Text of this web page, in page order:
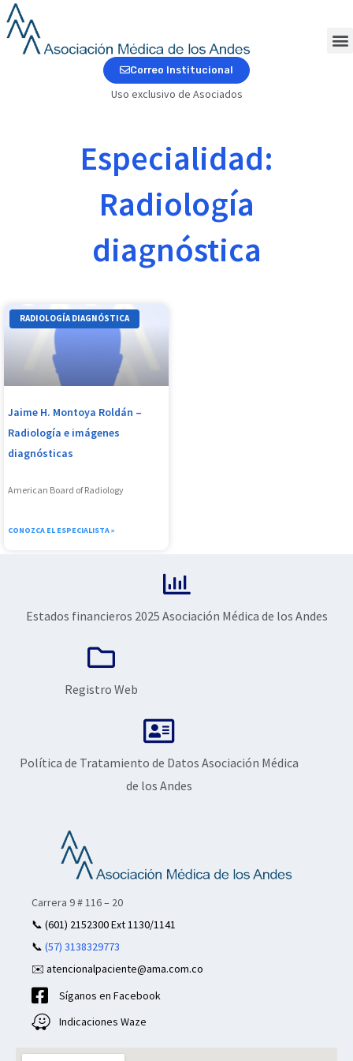
al
contenido
Correo Institucional
Uso exclusivo de Asociados
Especialidad:
Radiología
diagnóstica
RADIOLOGÍA DIAGNÓSTICA
Jaime H. Montoya Roldán –
Radiología e imágenes
diagnósticas
American Board of Radiology
CONOZCA EL ESPECIALISTA »
Estados financieros 2025 Asociación Médica de los Andes
Registro Web
Política de Tratamiento de Datos Asociación Médica
de los Andes
Carrera 9 # 116 – 20
📞 (601) 2152300 Ext 1130/1141
📞 (57) 3138329773
✉️ atencionalpaciente@ama.com.co
Síganos en Facebook
Indicaciones Waze